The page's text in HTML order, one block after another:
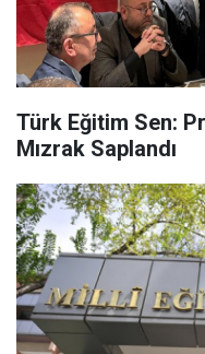
Türk Eğitim Sen:
Mızrak Saplandı